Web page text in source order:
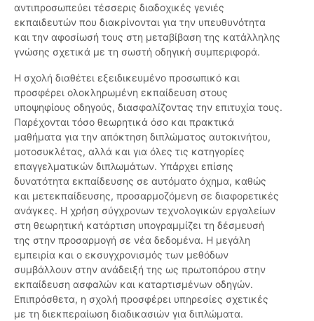
αντιπροσωπεύει τέσσερις διαδοχικές γενιές
εκπαιδευτών που διακρίνονται για την υπευθυνότητα
και την αφοσίωσή τους στη μεταβίβαση της κατάλληλης
γνώσης σχετικά με τη σωστή οδηγική συμπεριφορά.
Η σχολή διαθέτει εξειδικευμένο προσωπικό και
προσφέρει ολοκληρωμένη εκπαίδευση στους
υποψηφίους οδηγούς, διασφαλίζοντας την επιτυχία τους.
Παρέχονται τόσο θεωρητικά όσο και πρακτικά
μαθήματα για την απόκτηση διπλώματος αυτοκινήτου,
μοτοσυκλέτας, αλλά και για όλες τις κατηγορίες
επαγγελματικών διπλωμάτων. Υπάρχει επίσης
δυνατότητα εκπαίδευσης σε αυτόματο όχημα, καθώς
και μετεκπαίδευσης, προσαρμοζόμενη σε διαφορετικές
ανάγκες. Η χρήση σύγχρονων τεχνολογικών εργαλείων
στη θεωρητική κατάρτιση υπογραμμίζει τη δέσμευσή
της στην προσαρμογή σε νέα δεδομένα. Η μεγάλη
εμπειρία και ο εκσυγχρονισμός των μεθόδων
συμβάλλουν στην ανάδειξή της ως πρωτοπόρου στην
εκπαίδευση ασφαλών και καταρτισμένων οδηγών.
Επιπρόσθετα, η σχολή προσφέρει υπηρεσίες σχετικές
με τη διεκπεραίωση διαδικασιών για διπλώματα.